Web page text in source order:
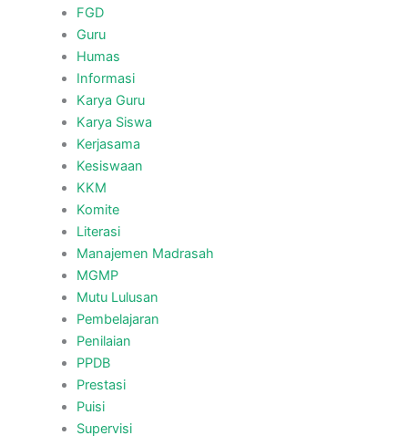
FGD
Guru
Humas
Informasi
Karya Guru
Karya Siswa
Kerjasama
Kesiswaan
KKM
Komite
Literasi
Manajemen Madrasah
MGMP
Mutu Lulusan
Pembelajaran
Penilaian
PPDB
Prestasi
Puisi
Supervisi